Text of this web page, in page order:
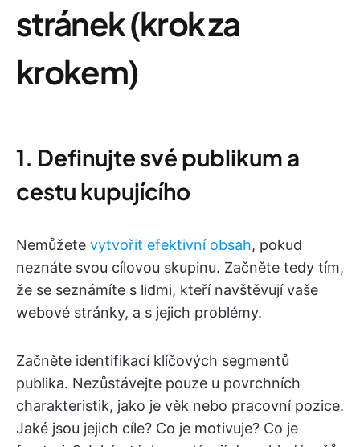
stránek (krok za
krokem)
1. Definujte své publikum a
cestu kupujícího
Nemůžete vytvořit efektivní obsah, pokud
neznáte svou cílovou skupinu. Začněte tedy tím,
že se seznámíte s lidmi, kteří navštěvují vaše
webové stránky, a s jejich problémy.
Začněte identifikací klíčových segmentů
publika. Nezůstávejte pouze u povrchních
charakteristik, jako je věk nebo pracovní pozice.
Jaké jsou jejich cíle? Co je motivuje? Co je